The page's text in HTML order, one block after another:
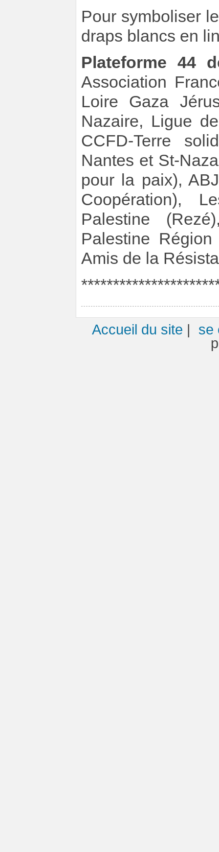
Pour symboliser
draps blancs en
Plateforme 44
Association
Loire Gaza
Nazaire, Ligue
CCFD-Terre
Nantes et St-
pour la paix),
Coopération),
Palestine
Palestine
Amis de la
Accueil du site | se